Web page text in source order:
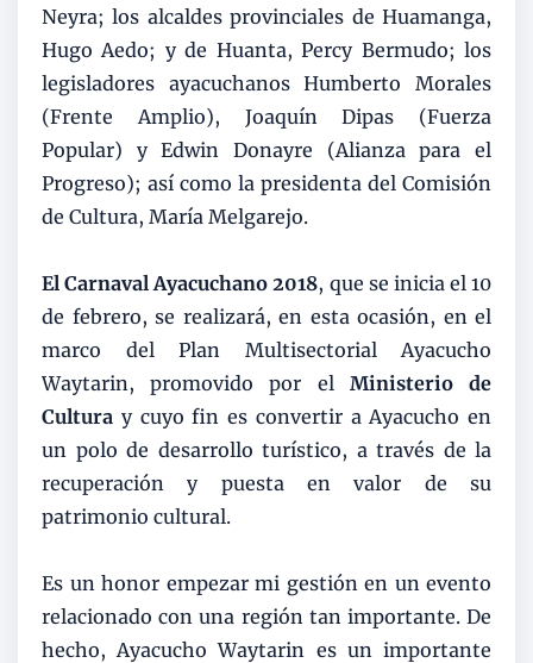
Neyra; los alcaldes provinciales de Huamanga,
Hugo Aedo; y de Huanta, Percy Bermudo; los
legisladores ayacuchanos Humberto Morales
(Frente Amplio), Joaquín Dipas (Fuerza
Popular) y Edwin Donayre (Alianza para el
Progreso); así como la presidenta del Comisión
de Cultura, María Melgarejo.
El Carnaval Ayacuchano 2018, que se inicia el 10
de febrero, se realizará, en esta ocasión, en el
marco del Plan Multisectorial Ayacucho
Waytarin, promovido por el Ministerio de
Cultura y cuyo fin es convertir a Ayacucho en
un polo de desarrollo turístico, a través de la
recuperación y puesta en valor de su
patrimonio cultural.
Es un honor empezar mi gestión en un evento
relacionado con una región tan importante. De
hecho, Ayacucho Waytarin es un importante